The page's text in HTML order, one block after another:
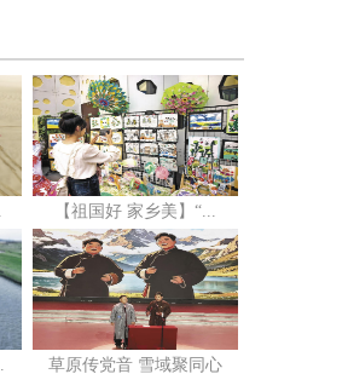
【祖国好 家乡美】“...
草原传党音 雪域聚同心